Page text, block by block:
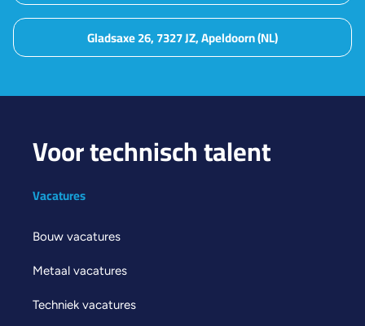
Gladsaxe 26, 7327 JZ, Apeldoorn (NL)
Voor technisch talent
Vacatures
Bouw vacatures
Metaal vacatures
Techniek vacatures